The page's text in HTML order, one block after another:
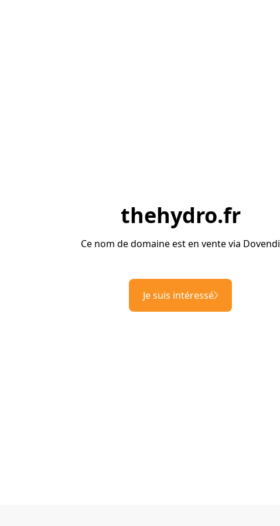
thehydro.fr
Ce nom de domaine est en vente via Dovendi
Je suis intéressé